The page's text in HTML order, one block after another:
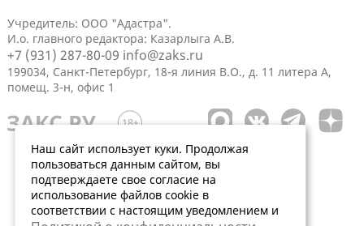
Учредитель: ООО "Адастра".
И.о. главного редактора: Казарлыга А.В.
+7 (931) 287-80-09 info@zaks.ru
199034, Санкт-Петербург, 18-я линия В.О., д. 11 литера А,
помещ. 3-н, офис 1
Наш сайт использует куки. Продолжая
пользоваться данным сайтом, вы
подтверждаете свое согласие на
использование файлов cookie в
соответствии с настоящим уведомлением и